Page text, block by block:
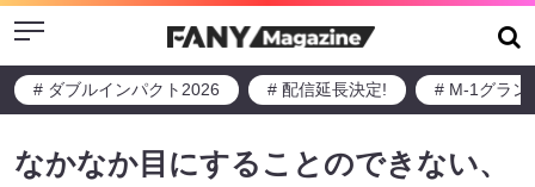
Menu
# ダブルインパクト2026 # 配信延長決定! # M-1グラン
なかなか目にすることのできない、